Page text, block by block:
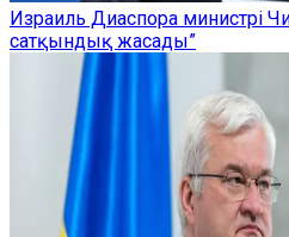
Израиль Диаспора министрі
сатқындық жасады”